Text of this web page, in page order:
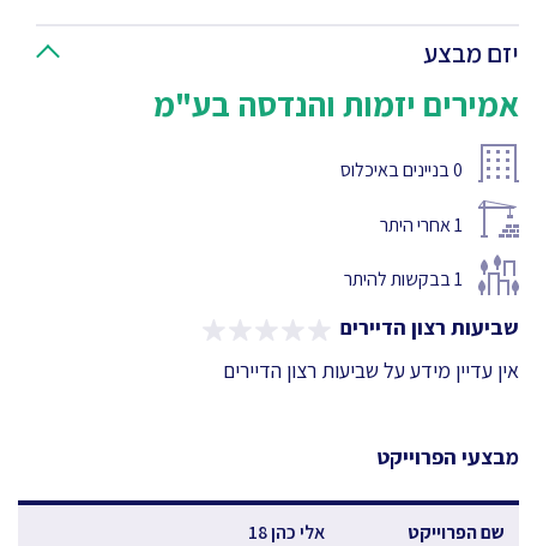
יזם מבצע
אמירים יזמות והנדסה בע"מ
0בניינים באיכלוס
1אחרי היתר
1בבקשות להיתר
שביעות רצון הדיירים
אין עדיין מידע על שביעות רצון הדיירים
מבצעי הפרוייקט
שם הפרוייקט אלי כהן 18